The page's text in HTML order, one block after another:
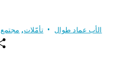
الأب عماد طوال تأمّلات, مجتمع